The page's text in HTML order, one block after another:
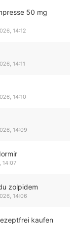
50 mg
14:12
14:11
14:10
14:09
14:07
zolpidem
14:06
kaufen